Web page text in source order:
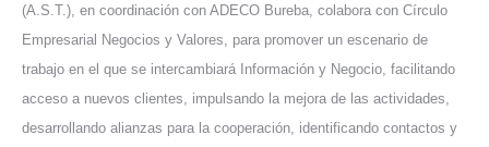
(A.S.T.), en coordinación con ADECO Bureba, colabora con Círculo
Empresarial Negocios y Valores, para promover un escenario de
trabajo en el que se intercambiará Información y Negocio, facilitando
acceso a nuevos clientes, impulsando la mejora de las actividades,
desarrollando alianzas para la cooperación, identificando contactos y